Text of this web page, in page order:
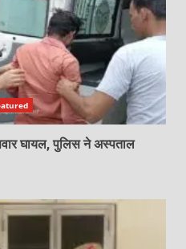
घायल, पुलिस ने अस्पताल